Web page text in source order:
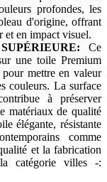
profondes, les
d'origine, offrant
et en impact visuel.
Ce
une toile Premium
mettre en valeur
couleurs. La surface
à préserver
matériaux de qualité
élégante, résistante
comme
et la fabrication
catégorie villes -: